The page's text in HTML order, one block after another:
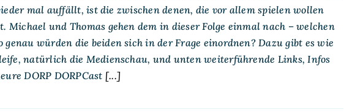
mal auffällt, ist die zwischen denen, die vor allem spielen wollen
und Thomas gehen dem in dieser Folge einmal nach – welchen
würden die beiden sich in der Frage einordnen? Dazu gibt es wie
natürlich die Medienschau, und unten weiterführende Links, Infos
DORP DORPCast [...]